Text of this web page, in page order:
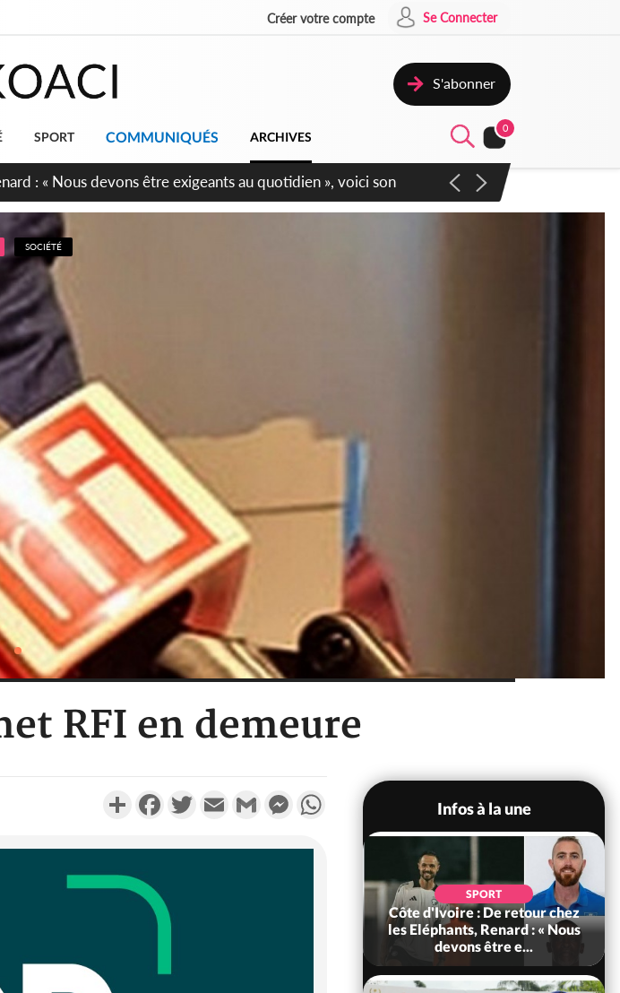
Créer votre compte Se Connecter
S'abonner
SPORT COMMUNIQUÉS ARCHIVES
0
les Forces de Défense et de Sécurité affichent leur
la Nation
SOCIÉTÉ
RFI en demeure
PartagerFacebookTwitterEmail Gmail MessengerWhatsApp
Infos à la une
l'Indépendance, les Forces de
SPORT
Côte d'Ivoire : De retour chez
les Eléphants, Renard : « Nous
devons être e...